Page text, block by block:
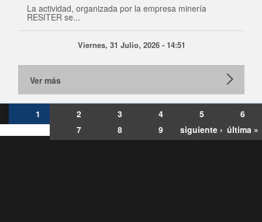
La actividad, organizada por la empresa minería
RESITER se...
Viernes, 31 Julio, 2026 - 14:51
Ver más
1 2 3 4 5
6
7
8 9 siguiente › última »